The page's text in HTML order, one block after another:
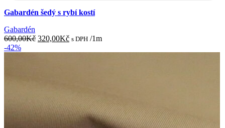
Gabardén šedý s rybí kostí
Gabardén
600,00Kč Původní
320,00KčAktuální
s DPH /1m
-42%